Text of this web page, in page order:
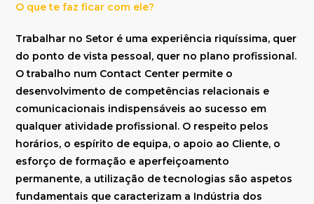
O que te faz ficar com ele?
Trabalhar no Setor é uma experiência riquíssima, quer
do ponto de vista pessoal, quer no plano profissional.
O trabalho num Contact Center permite o
desenvolvimento de competências relacionais e
comunicacionais indispensáveis ao sucesso em
qualquer atividade profissional. O respeito pelos
horários, o espírito de equipa, o apoio ao Cliente, o
esforço de formação e aperfeiçoamento
permanente, a utilização de tecnologias são aspetos
fundamentais que caracterizam a Indústria dos